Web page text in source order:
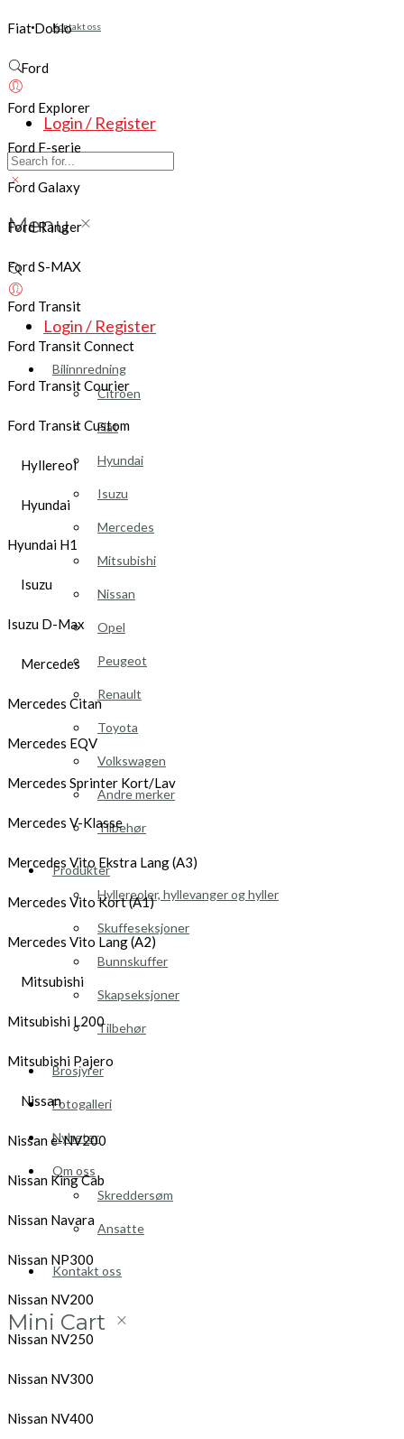
Kontakt oss
Login / Register
Menu
Login / Register
Bilinnredning
Citroen
Fiat
Hyundai
Isuzu
Mercedes
Mitsubishi
Nissan
Opel
Peugeot
Renault
Toyota
Volkswagen
Andre merker
Tilbehør
Produkter
Hyllereoler, hyllevanger og hyller
Skuffeseksjoner
Bunnskuffer
Skapseksjoner
Tilbehør
Brosjyrer
Fotogalleri
Nyheter
Om oss
Skreddersøm
Ansatte
Kontakt oss
Mini Cart
Fiat Doblo
Ford
Ford Explorer
Ford F-serie
Ford Galaxy
Ford Ranger
Ford S-MAX
Ford Transit
Ford Transit Connect
Ford Transit Courier
Ford Transit Custom
Hyllereol
Hyundai
Hyundai H1
Isuzu
Isuzu D-Max
Mercedes
Mercedes Citan
Mercedes EQV
Mercedes Sprinter Kort/Lav
Mercedes V-Klasse
Mercedes Vito Ekstra Lang (A3)
Mercedes Vito Kort (A1)
Mercedes Vito Lang (A2)
Mitsubishi
Mitsubishi L200
Mitsubishi Pajero
Nissan
Nissan e-NV200
Nissan King Cab
Nissan Navara
Nissan NP300
Nissan NV200
Nissan NV250
Nissan NV300
Nissan NV400